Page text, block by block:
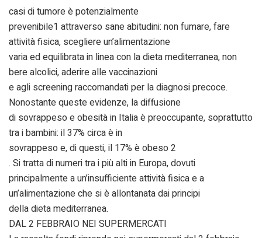
casi di tumore è potenzialmente
prevenibile1 attraverso sane abitudini: non fumare, fare
attività fisica, scegliere un’alimentazione
varia ed equilibrata in linea con la dieta mediterranea, non
bere alcolici, aderire alle vaccinazioni
e agli screening raccomandati per la diagnosi precoce.
Nonostante queste evidenze, la diffusione
di sovrappeso e obesità in Italia è preoccupante, soprattutto
tra i bambini: il 37% circa è in
sovrappeso e, di questi, il 17% è obeso 2
. Si tratta di numeri tra i più alti in Europa, dovuti
principalmente a un’insufficiente attività fisica e a
un’alimentazione che si è allontanata dai principi
della dieta mediterranea.
DAL 2 FEBBRAIO NEI SUPERMERCATI